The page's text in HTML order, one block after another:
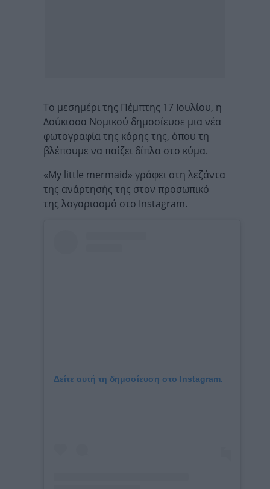
Το μεσημέρι της Πέμπτης 17 Ιουλίου, η
Δούκισσα Νομικού δημοσίευσε μια νέα
φωτογραφία της κόρης της, όπου τη
βλέπουμε να παίζει δίπλα στο κύμα.
«My little mermaid» γράφει στη λεζάντα
της ανάρτησής της στον προσωπικό
της λογαριασμό στο Instagram.
Δείτε αυτή τη δημοσίευση στο Instagram.